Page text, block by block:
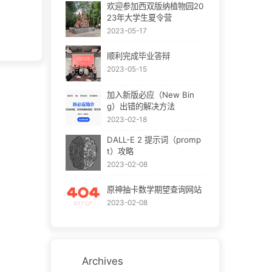
欢迎参加西双版纳植物园20
23年大学生夏令营
2023-05-17
顺利完成毕业答辩
2023-05-15
加入新版必应（New Bin
g）出错的解决方法
2023-02-18
DALL-E 2 提示词（promp
t）攻略
2023-02-08
原神抽卡数学期望查询网站
2023-02-08
Archives